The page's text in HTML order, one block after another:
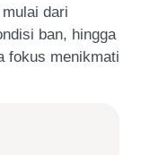
dari
ban, hingga
fokus menikmati